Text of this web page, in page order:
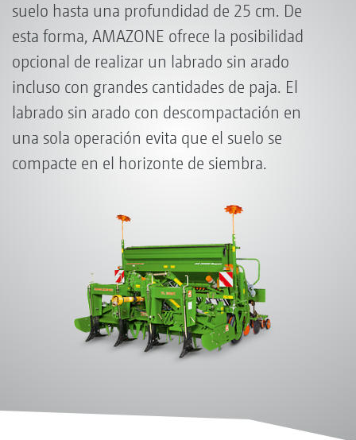
suelo hasta una profundidad de 25 cm. De
esta forma, AMAZONE ofrece la posibilidad
opcional de realizar un labrado sin arado
incluso con grandes cantidades de paja. El
labrado sin arado con descompactación en
una sola operación evita que el suelo se
compacte en el horizonte de siembra.